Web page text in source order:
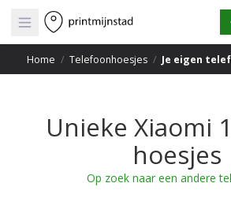
Open main menu
Home / Telefoonhoesjes / Je eigen
Unieke Xiaomi
hoesjes
Op zoek naar een andere